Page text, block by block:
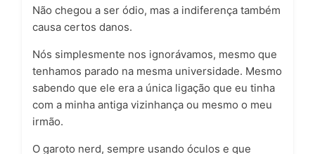
Não chegou a ser ódio, mas a indiferença também
causa certos danos.
Nós simplesmente nos ignorávamos, mesmo que
tenhamos parado na mesma universidade. Mesmo
sabendo que ele era a única ligação que eu tinha
com a minha antiga vizinhança ou mesmo o meu
irmão.
O garoto nerd, sempre usando óculos e que